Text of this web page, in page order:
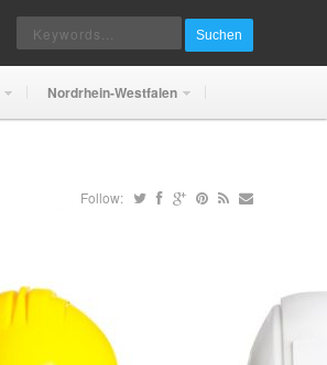
Suchen
Nordrhein-Westfalen
Follow: